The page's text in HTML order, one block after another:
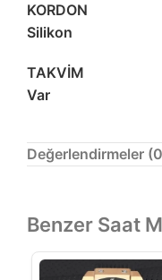
KORDON
Silikon
TAKVİM
Var
Değerlendirmeler
Benzer Saat